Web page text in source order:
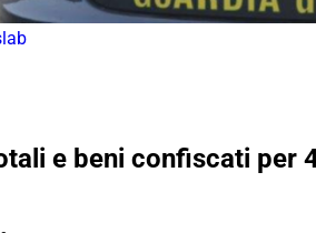
e beni confiscati per